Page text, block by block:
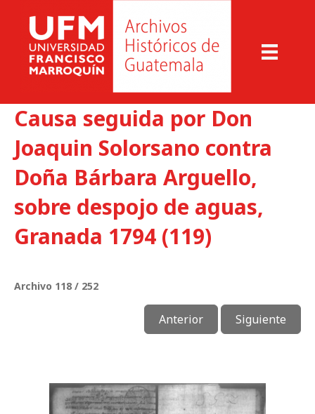
Causa seguida por Don
Joaquin Solorsano contra
Doña Bárbara Arguello,
sobre despojo de aguas,
Granada 1794 (119)
Archivo 118 / 252
Anterior Siguiente